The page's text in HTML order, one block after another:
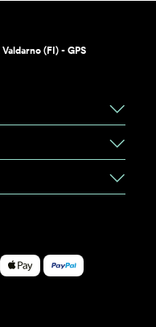
(FI) - GPS